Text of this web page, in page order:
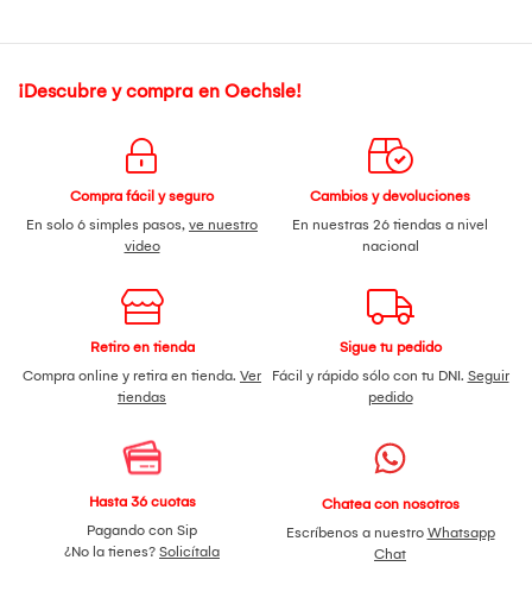
¡Descubre y compra en Oechsle!
Compra fácil y seguro
En solo 6 simples pasos, ve nuestro
video
Cambios y devoluciones
En nuestras 26 tiendas a nivel
nacional
Retiro en tienda
Compra online y retira en tienda. Ver
tiendas
Sigue tu pedido
Fácil y rápido sólo con tu DNI. Seguir
pedido
Hasta 36 cuotas
Pagando con Sip
¿No la tienes? Solicítala
Chatea con nosotros
Escríbenos a nuestro Whatsapp
Chat